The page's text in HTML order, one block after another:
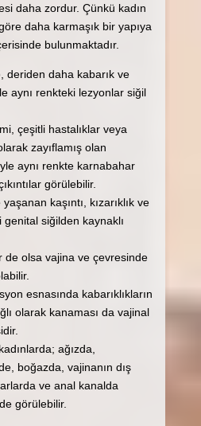
daha zordur. Çünkü kadın
daha karmaşık bir yapıya
bulunmaktadır.
deriden daha kabarık ve
aynı renkteki lezyonlar siğil
çeşitli hastalıklar veya
zayıflamış olan
aynı renkte karnabahar
görülebilir.
kaşıntı, kızarıklık ve
genital siğilden kaynaklı
de olsa vajina ve çevresinde
esnasında kabarıklıkların
olarak kanaması da vajinal
ağızda,
boğazda, vajinanın dış
ve anal kanalda
görülebilir.